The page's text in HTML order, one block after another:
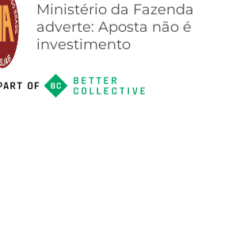
Ministério da Fazenda
adverte: Aposta não é
investimento